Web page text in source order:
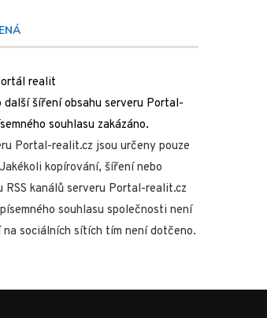
realit
další šíření obsahu serveru Portal-
souhlasu zakázáno.
Portal-realit.cz jsou určeny pouze
kopírování, šíření nebo
RSS kanálů serveru Portal-realit.cz
souhlasu společnosti není
na sociálních sítích tím není dotčeno.